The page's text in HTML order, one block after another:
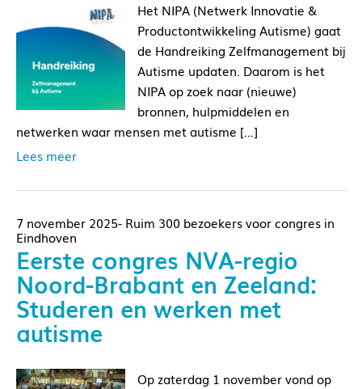
Het NIPA (Netwerk Innovatie &
Productontwikkeling Autisme) gaat
de Handreiking Zelfmanagement bij
Autisme updaten. Daarom is het
NIPA op zoek naar (nieuwe)
bronnen, hulpmiddelen en
netwerken waar mensen met autisme […]
Lees meer
7 november 2025- Ruim 300 bezoekers voor congres in
Eindhoven
Eerste congres NVA-regio
Noord-Brabant en Zeeland:
Studeren en werken met
autisme
Op zaterdag 1 november vond op